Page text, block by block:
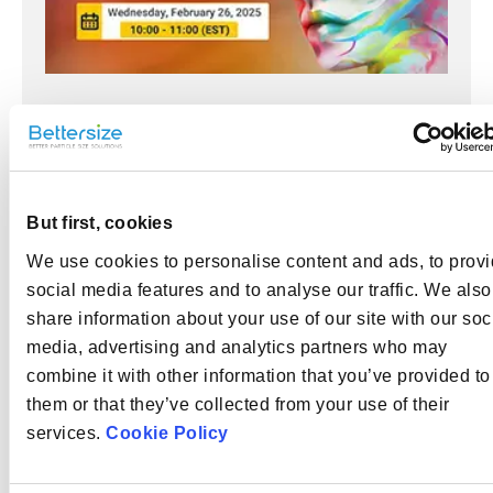
But first, cookies
We use cookies to personalise content and ads, to
social media features and to analyse our traffic. We also
share information about your use of our site with our
media, advertising and analytics partners who may
combine it with other information that you’ve provided to
them or that they’ve collected from your use of their
services.Cookie Policy
Partikelgröße und Stabilität in Farben, Pigmenten
und Beschichtungen
geeigneter Pigmente ist jedoch komplex und erfordert die
Zetapotential und Stabilität. Dieses Webinar beleuchtet die
wissenschaftlichen Grundlagen der Partikelanalyse und vermittelt
praxisnahe Einblicke sowie Werkzeuge, mit denen Sie
branchenspezifische Herausforderungen meistern und das volle
Innovationspotenzial Ihrer Produkte und Prozesse ausschöpfen
können.
Watch
On-Demand